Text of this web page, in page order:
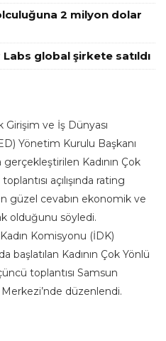
2 milyon dolar
global şirkete satıldı
Girişim ve İş Dünyası
Yönetim Kurulu Başkanı
Kadının Çok
açılışında rating
güzel cevabın ekonomik ve
olduğunu söyledi.
Komisyonu (İDK)
başlatılan Kadının Çok Yönlü
toplantısı Samsun
düzenlendi.